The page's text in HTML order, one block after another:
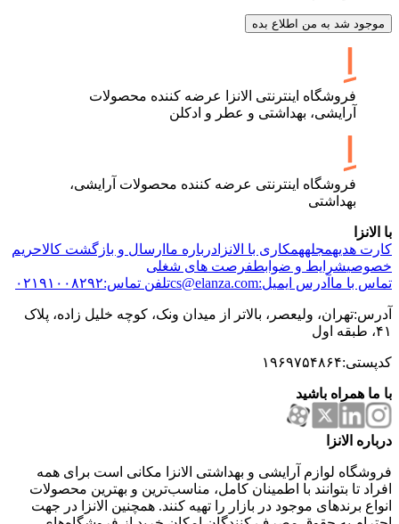
موجود شد به من اطلاع بده
فروشگاه اینترنتی الانزا عرضه کننده محصولات
آرایشی، بهداشتی و عطر و ادکلن
فروشگاه اینترنتی عرضه کننده محصولات آرایشی،
بهداشتی
با الانزا
کارت هدیهمجلههمکاری با الانزا درباره ما ارسال و بازگشت کالاحریم
خصوصیشرایط و ضوابطفرصت های شغلی
تماس با ما آدرس ایمیل:cs@elanza.com تلفن تماس:۰۲۱۹۱۰۰۸۲۹۲
آدرس:تهران، ولیعصر، بالاتر از میدان ونک، کوچه خلیل زاده، پلاک
۴۱، طبقه اول
کدپستی:۱۹۶۹۷۵۴۸۶۴
با ما همراه باشید
درباره الانزا
فروشگاه لوازم آرایشی و بهداشتی الانزا مکانی است برای همه
افراد تا بتوانند با اطمینان کامل، مناسب‌ترین و بهترین محصولات
انواع برندهای موجود در بازار را تهیه کنند. همچنین الانزا در جهت